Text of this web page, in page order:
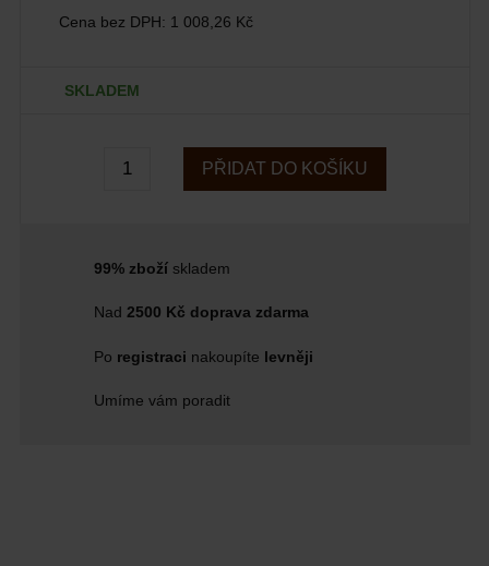
Cena bez DPH: 1 008,26 Kč
SKLADEM
PŘIDAT DO KOŠÍKU
99% zbožískladem
Nad 2500 Kč doprava zdarma
Po registraci nakoupíte levněji
Umíme vám poradit